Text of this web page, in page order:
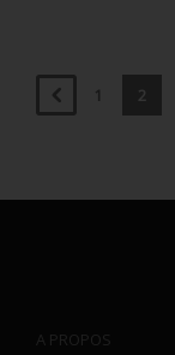
1 2
A PROPOS